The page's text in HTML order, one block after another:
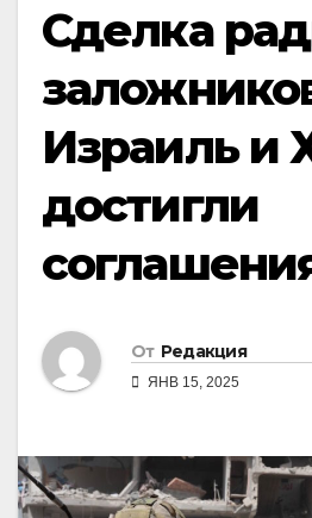
Сделка
Израиль
достигли
От Редакция
ЯНВ 15, 2025